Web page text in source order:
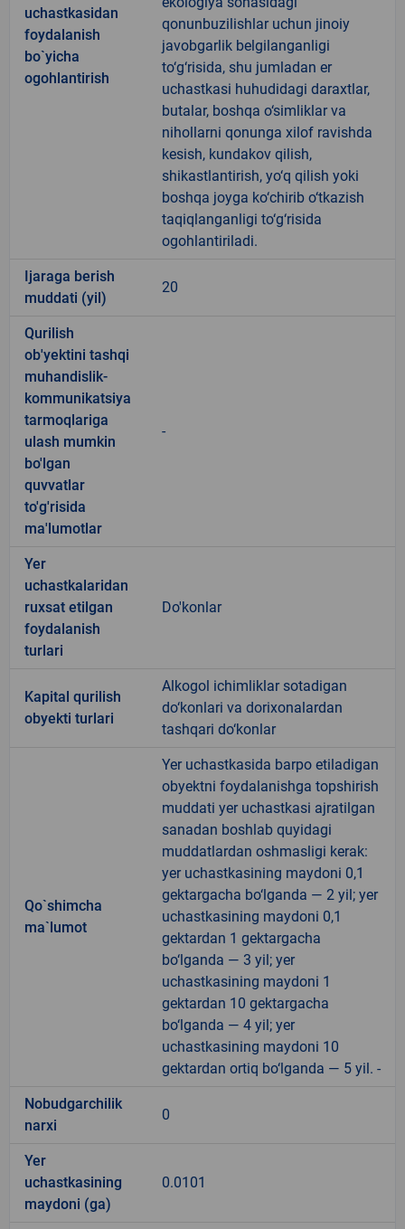
uchastkasidan
foydalanish
bo`yicha
ogohlantirish
qonunbuzilishlar uchun jinoiy
javobgarlik belgilanganligi
to‘g‘risida, shu jumladan er
uchastkasi huhudidagi daraxtlar,
butalar, boshqa o‘simliklar va
nihollarni qonunga xilof ravishda
kesish, kundakov qilish,
shikastlantirish, yo‘q qilish yoki
boshqa joyga ko‘chirib o‘tkazish
taqiqlanganligi to‘g‘risida
ogohlantiriladi.
Ijaraga berish
muddati (yil)
20
Qurilish
ob'yektini tashqi
muhandislik-
kommunikatsiya
tarmoqlariga
ulash mumkin
bo'lgan
quvvatlar
to'g'risida
ma'lumotlar
-
Yer
uchastkalaridan
ruxsat etilgan
foydalanish
turlari
Do'konlar
Kapital qurilish
obyekti turlari
Alkogol ichimliklar sotadigan
do‘konlari va dorixonalardan
tashqari do‘konlar
Qo`shimcha
ma`lumot
Yer uchastkasida barpo etiladigan
obyektni foydalanishga topshirish
muddati yer uchastkasi ajratilgan
sanadan boshlab quyidagi
muddatlardan oshmasligi kerak:
yer uchastkasining maydoni 0,1
gektargacha bo‘lganda — 2 yil; yer
uchastkasining maydoni 0,1
gektardan 1 gektargacha
bo‘lganda — 3 yil; yer
uchastkasining maydoni 1
gektardan 10 gektargacha
bo‘lganda — 4 yil; yer
uchastkasining maydoni 10
gektardan ortiq bo‘lganda — 5 yil. -
Nobudgarchilik
narxi
0
Yer
uchastkasining
maydoni (ga)
0.0101